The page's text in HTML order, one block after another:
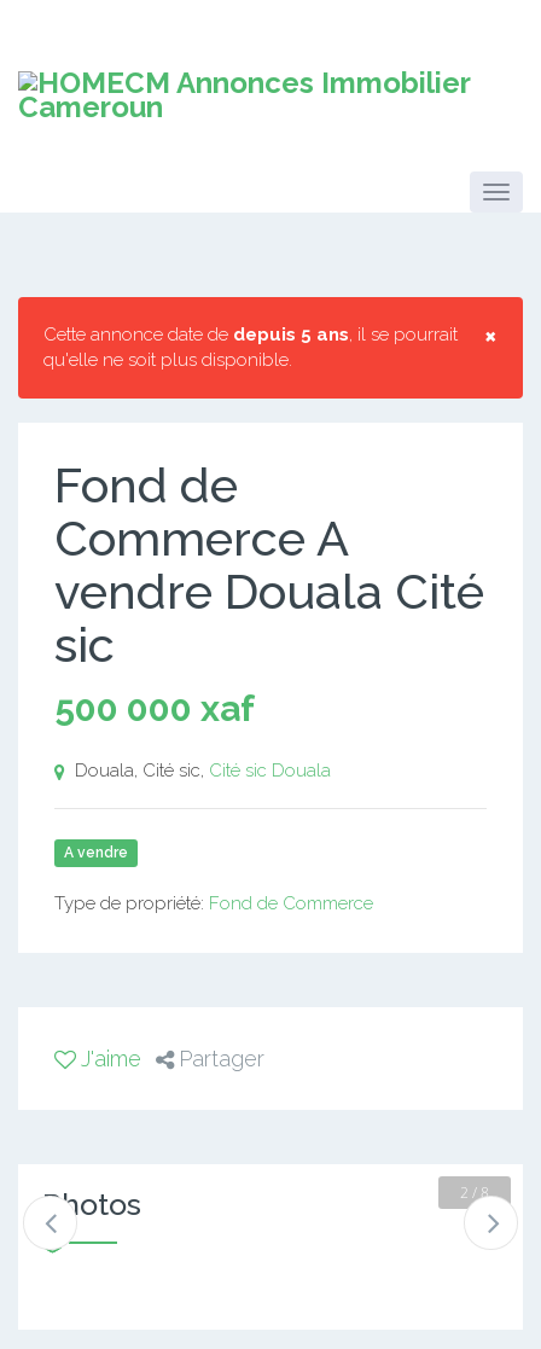
×
Cette annonce date de depuis 5 ans, il se pourrait
qu'elle ne soit plus disponible.
Fond de
Commerce A
vendre Douala Cité
sic
500 000 xaf
Douala, Cité sic, Cité sic Douala
A vendre
Type de propriété: Fond de Commerce
J'aime Partager
Photos 2 / 8